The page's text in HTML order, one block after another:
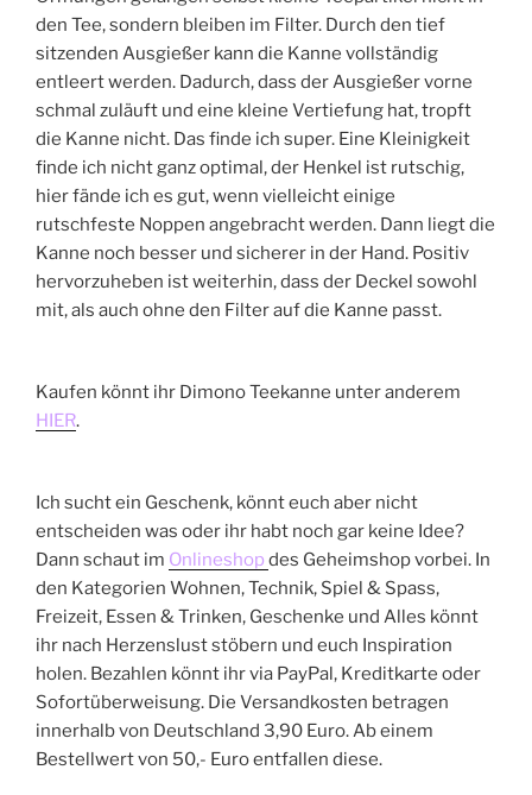
den Tee, sondern bleiben im Filter. Durch den tief
sitzenden Ausgießer kann die Kanne vollständig
entleert werden. Dadurch, dass der Ausgießer vorne
schmal zuläuft und eine kleine Vertiefung hat, tropft
die Kanne nicht. Das finde ich super. Eine Kleinigkeit
finde ich nicht ganz optimal, der Henkel ist rutschig,
hier fände ich es gut, wenn vielleicht einige
rutschfeste Noppen angebracht werden. Dann liegt die
Kanne noch besser und sicherer in der Hand. Positiv
hervorzuheben ist weiterhin, dass der Deckel sowohl
mit, als auch ohne den Filter auf die Kanne passt.
Kaufen könnt ihr Dimono Teekanne unter anderem
HIER.
Ich sucht ein Geschenk, könnt euch aber nicht
entscheiden was oder ihr habt noch gar keine Idee?
Dann schaut im Onlineshop des Geheimshop vorbei. In
den Kategorien Wohnen, Technik, Spiel & Spass,
Freizeit, Essen & Trinken, Geschenke und Alles könnt
ihr nach Herzenslust stöbern und euch Inspiration
holen. Bezahlen könnt ihr via PayPal, Kreditkarte oder
Sofortüberweisung. Die Versandkosten betragen
innerhalb von Deutschland 3,90 Euro. Ab einem
Bestellwert von 50,- Euro entfallen diese.